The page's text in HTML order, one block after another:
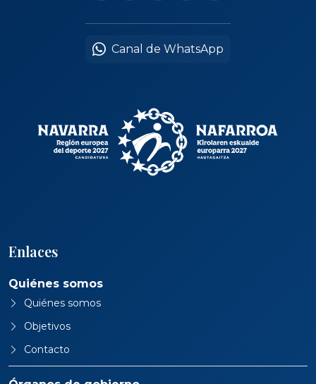
Canal de WhatsApp
Enlaces
Quiénes somos
Quiénes somos
Objetivos
Contacto